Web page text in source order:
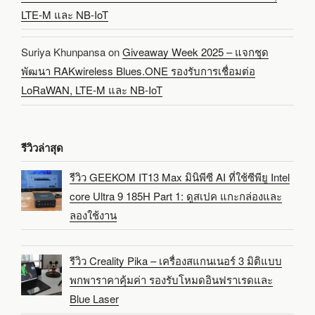
LTE-M และ NB-IoT
Suriya KhunpansaonGiveaway Week 2025 – แจกชุด
พัฒนา RAKwireless Blues.ONE รองรับการเชื่อมต่อ
LoRaWAN, LTE-M และ NB-IoT
รีวิวล่าสุด
รีวิว GEEKOM IT13 Max มินิพีซี AI ที่ใช้ซีพียู Intel
core Ultra 9 185H Part 1: ดูสเปค แกะกล่องและ
ลองใช้งาน
รีวิว Creality Pika – เครื่องสแกนเนอร์ 3 มิติแบบ
พกพาราคาคุ้มค่า รองรับโหมดอินฟราเรดและ
Blue Laser